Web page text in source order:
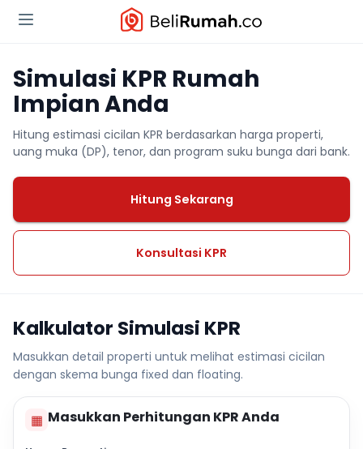
Simulasi KPR Rumah
Impian Anda
Hitung estimasi cicilan KPR berdasarkan harga properti,
uang muka (DP), tenor, dan program suku bunga dari bank.
Hitung Sekarang
Konsultasi KPR
Kalkulator Simulasi KPR
Masukkan detail properti untuk melihat estimasi cicilan
dengan skema bunga fixed dan floating.
▦ Masukkan Perhitungan KPR Anda